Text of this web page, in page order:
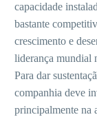
capacidade
bastante
crescimento e
liderança mundial
Para dar
companhia deve
principalmente na